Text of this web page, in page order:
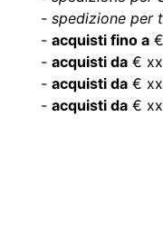
- spedizione per
- acquisti fino a
- acquisti da €
- acquisti da €
- acquisti da €